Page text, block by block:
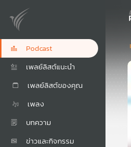
Podcast
เพลย์ลิสต์แนะนำ
เพลย์ลิสต์ของคุณ
เพลง
บทความ
ข่าวและกิจกรรม